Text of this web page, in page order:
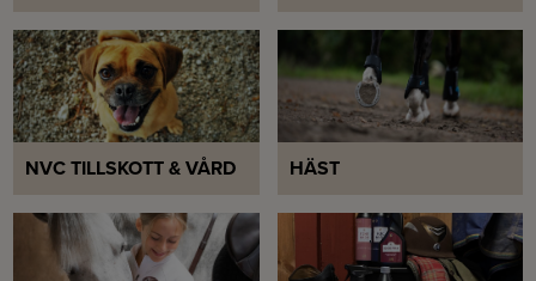
NVC TILLSKOTT & VÅRD HÄST